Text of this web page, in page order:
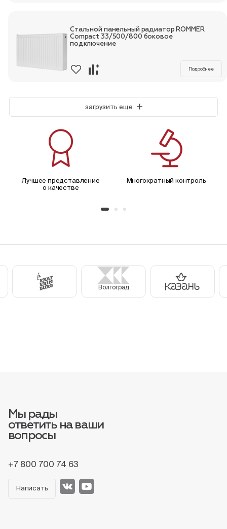
Подробнее
Стальной панельный радиатор ROMMER
Compact 33/500/800 боковое
подключение
загрузить еще
Лучшее представление
о качестве
Многократный контроль
Волгоград
Мы рады
ответить на ваши
вопросы
+7 800 700 74 63
Написать